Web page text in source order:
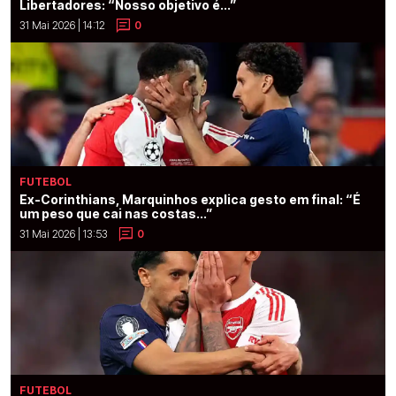
Libertadores: “Nosso objetivo é...”
31 Mai 2026 | 14:12 0
FUTEBOL
Ex-Corinthians, Marquinhos explica gesto em final: “É
um peso que cai nas costas...”
31 Mai 2026 | 13:53 0
FUTEBOL